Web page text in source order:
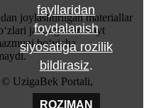
joylashtirilgan materiallar
javobgardir. Sayt
bo‘yicha
© UzigaBek Portali,
fayllaridan
foydalanish
siyosatiga rozilik
bildirasiz.
ROZIMAN